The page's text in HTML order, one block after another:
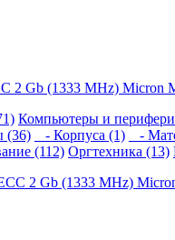
2 Gb (1333 MHz) Micron
Компьютеры и
(36) - Корпуса (1) -
(112) Оргтехника (13)